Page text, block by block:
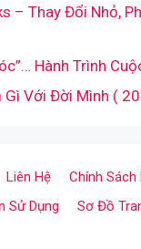
– Thay Đổi Nhỏ,
Hành Trình
Gì Với Đời Mình (
Liên Hệ
Chính Sách
Sử Dụng
Sơ Đồ